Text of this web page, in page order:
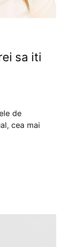
sa iti
de
cea mai